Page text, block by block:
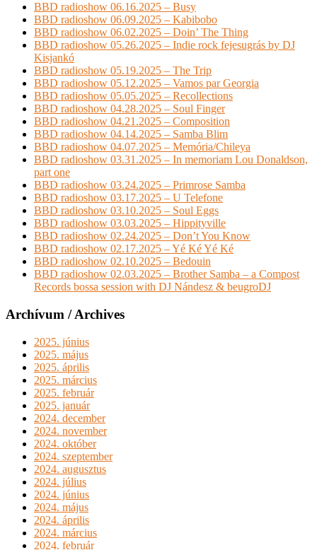
BBD radioshow 06.16.2025 – Busy
BBD radioshow 06.09.2025 – Kabibobo
BBD radioshow 06.02.2025 – Doin’ The Thing
BBD radioshow 05.26.2025 – Indie rock fejesugrás by DJ
Kisjankó
BBD radioshow 05.19.2025 – The Trip
BBD radioshow 05.12.2025 – Vamos par Georgia
BBD radioshow 05.05.2025 – Recollections
BBD radioshow 04.28.2025 – Soul Finger
BBD radioshow 04.21.2025 – Composition
BBD radioshow 04.14.2025 – Samba Blim
BBD radioshow 04.07.2025 – Memória/Chileya
BBD radioshow 03.31.2025 – In memoriam Lou Donaldson,
part one
BBD radioshow 03.24.2025 – Primrose Samba
BBD radioshow 03.17.2025 – U Telefone
BBD radioshow 03.10.2025 – Soul Eggs
BBD radioshow 03.03.2025 – Hippityville
BBD radioshow 02.24.2025 – Don’t You Know
BBD radioshow 02.17.2025 – Yé Ké Yé Ké
BBD radioshow 02.10.2025 – Bedouin
BBD radioshow 02.03.2025 – Brother Samba – a Compost
Records bossa session with DJ Nándesz & beugroDJ
Archívum / Archives
2025. június
2025. május
2025. április
2025. március
2025. február
2025. január
2024. december
2024. november
2024. október
2024. szeptember
2024. augusztus
2024. július
2024. június
2024. május
2024. április
2024. március
2024. február